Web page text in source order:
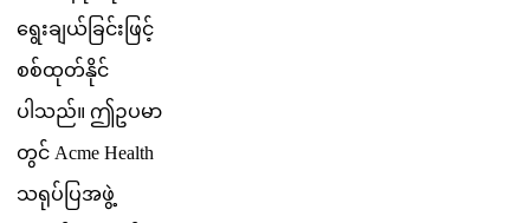
ရခယ ခင ဖင
စစထတနင
ပ သည။ ဤဥပမ
တင Acme Health
သရပ ပအဖ